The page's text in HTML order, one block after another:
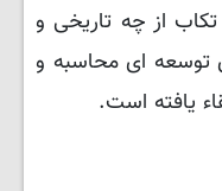
از چه تاریخی و
توسعه ای محاسبه و
یافته است.